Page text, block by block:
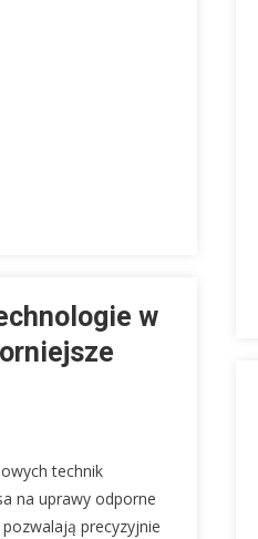
w
technik
na uprawy odporne
precyzyjnie